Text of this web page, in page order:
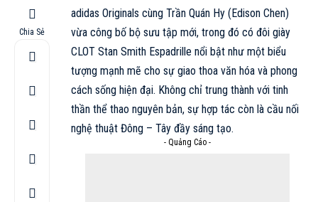
Chia Sẻ
adidas Originals cùng Trần Quán Hy (Edison Chen)
vừa công bố bộ sưu tập mới, trong đó có đôi giày
CLOT Stan Smith Espadrille nổi bật như một biểu
tượng mạnh mẽ cho sự giao thoa văn hóa và phong
cách sống hiện đại. Không chỉ trung thành với tinh
thần thể thao nguyên bản, sự hợp tác còn là cầu nối
nghệ thuật Đông – Tây đầy sáng tạo.
- Quảng Cáo -